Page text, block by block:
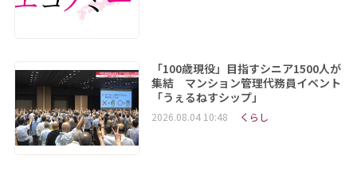
「100歳現役」目指すシニア1500人が
集結 マンション管理代務員イベント
「うぇるねすシップ」
2026.08.04 10:48 くらし